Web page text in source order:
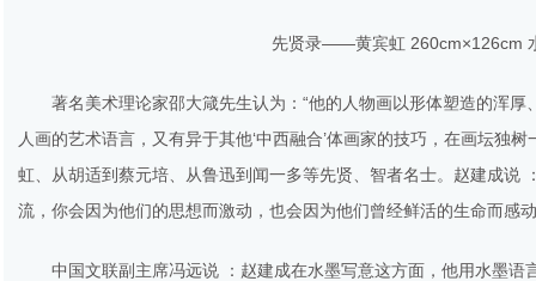
先贤录——黄宾虹 260cm×126cm
著名美术理论家邵大箴先生认为：“他的人物画以形体塑造的浑
人画的艺术语言，又有异于其他‘中西融合’体画家的技巧，在画坛独
虹、从胡适到蔡元培、从鲁迅到闻一多等先贤、智者名士。赵建成说
流，你会因为他们的思想而激动，也会因为他们曾经鲜活的生命而感
中国文联副主席冯远说 ：赵建成在水墨写意这方面，他用水墨